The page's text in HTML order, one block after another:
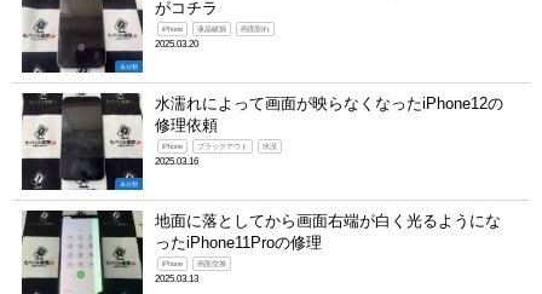
未分類
がコチラ
iPhone 液晶破損 画面割れ
2025.03.20
未分類
水濡れによって画面が映らなくなったiPhone12の
修理依頼
iPhone ブラックアウト 水没
2025.03.16
地面に落としてから画面右端が白く光るようにな
ったiPhone11Proの修理
iPhone 画面交換
2025.03.13